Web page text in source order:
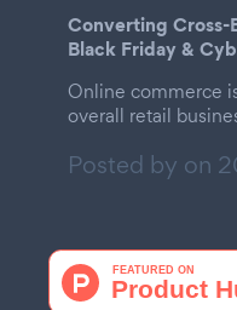
Converting Cross-
Black Friday &
Online commerce
overall retail
Posted by on